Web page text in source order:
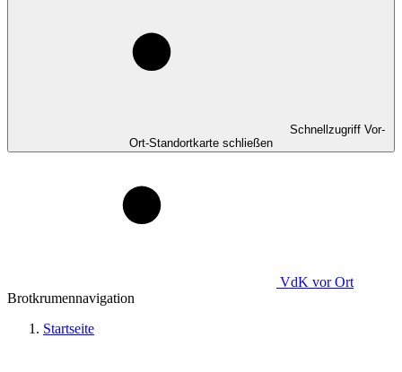
Schnellzugriff Vor-
Ort-Standortkarte schließen
VdK vor Ort
Brotkrumennavigation
Startseite